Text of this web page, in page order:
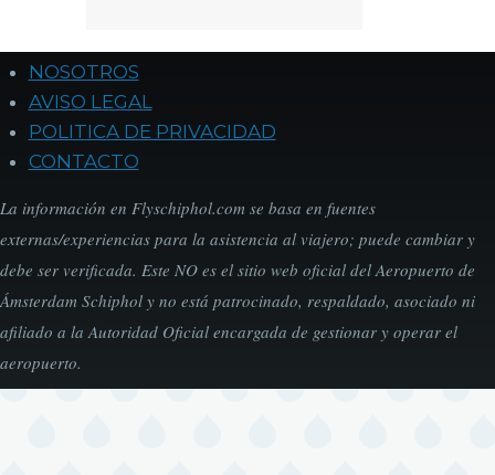
Footer
NOSOTROS
AVISO LEGAL
POLITICA DE PRIVACIDAD
CONTACTO
La información en Flyschiphol.com se basa en fuentes
externas/experiencias para la asistencia al viajero; puede cambiar y
debe ser verificada. Este NO es el sitio web oficial del Aeropuerto de
Ámsterdam Schiphol y no está patrocinado, respaldado, asociado ni
afiliado a la Autoridad Oficial encargada de gestionar y operar el
aeropuerto.